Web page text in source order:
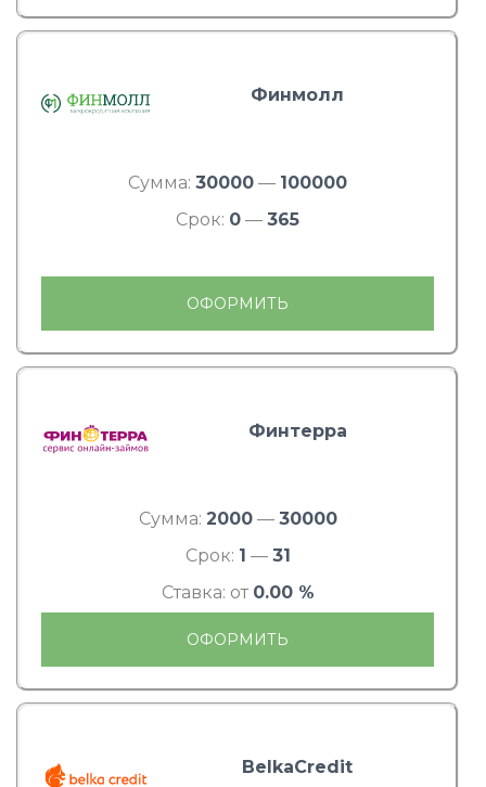
Финмолл
Сумма: 30000 — 100000
Срок: 0 — 365
ОФОРМИТЬ
Финтерра
Сумма: 2000— 30000
Срок: 1 — 31
Ставка: от 0.00 %
ОФОРМИТЬ
BelkaCredit